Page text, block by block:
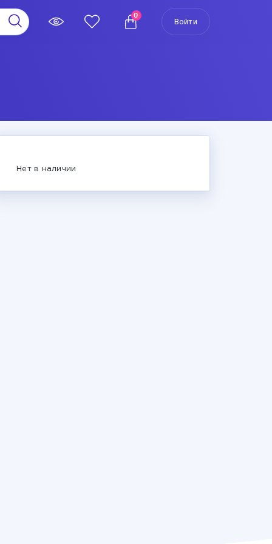
0
Войти
Нет в наличии